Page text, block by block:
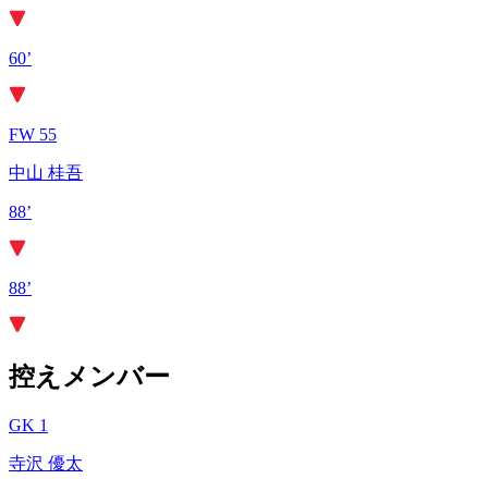
60’
FW 55
中山 桂吾
88’
88’
控えメンバー
GK 1
寺沢 優太